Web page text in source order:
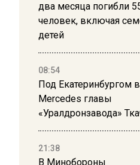
два месяца погибли
человек, включая
детей
08:54
Под Екатеринбургом
Mercedes главы
«Уралдронзавода»
21:38
В Минобороны